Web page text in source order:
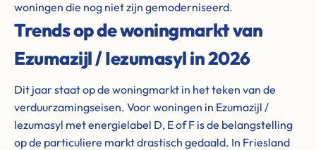
woningen die nog niet zijn gemoderniseerd.
Trends op de woningmarkt van
Ezumazijl / Iezumasyl in 2026
Dit jaar staat op de woningmarkt in het teken van de
verduurzamingseisen. Voor woningen in Ezumazijl /
Iezumasyl met energielabel D, E of F is de belangstelling
op de particuliere markt drastisch gedaald. In Friesland